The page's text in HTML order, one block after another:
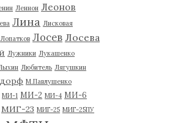
Леннон Леонов
Лина Лисковая
Лопатков Лосев Лосева
Лужники Лукашенко
Любитель Лягушкин
М.Павлушенко
МИ-1 МИ-2 МИ-4 МИ-6
МИГ-23 МИГ-25 МИГ-25ПУ